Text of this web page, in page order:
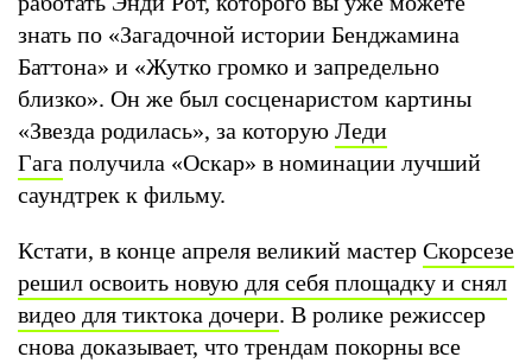
знать по «Загадочной истории Бенджамина
Баттона» и «Жутко громко и запредельно
близко». Он же был сосценаристом картины
«Звезда родилась», за которую Леди
Гага получила «Оскар» в номинации лучший
саундтрек к фильму.
Кстати, в конце апреля великий мастер Скорсезе
решил освоить новую для себя площадку и снял
видео для тиктока дочери. В ролике режиссер
снова доказывает, что трендам покорны все